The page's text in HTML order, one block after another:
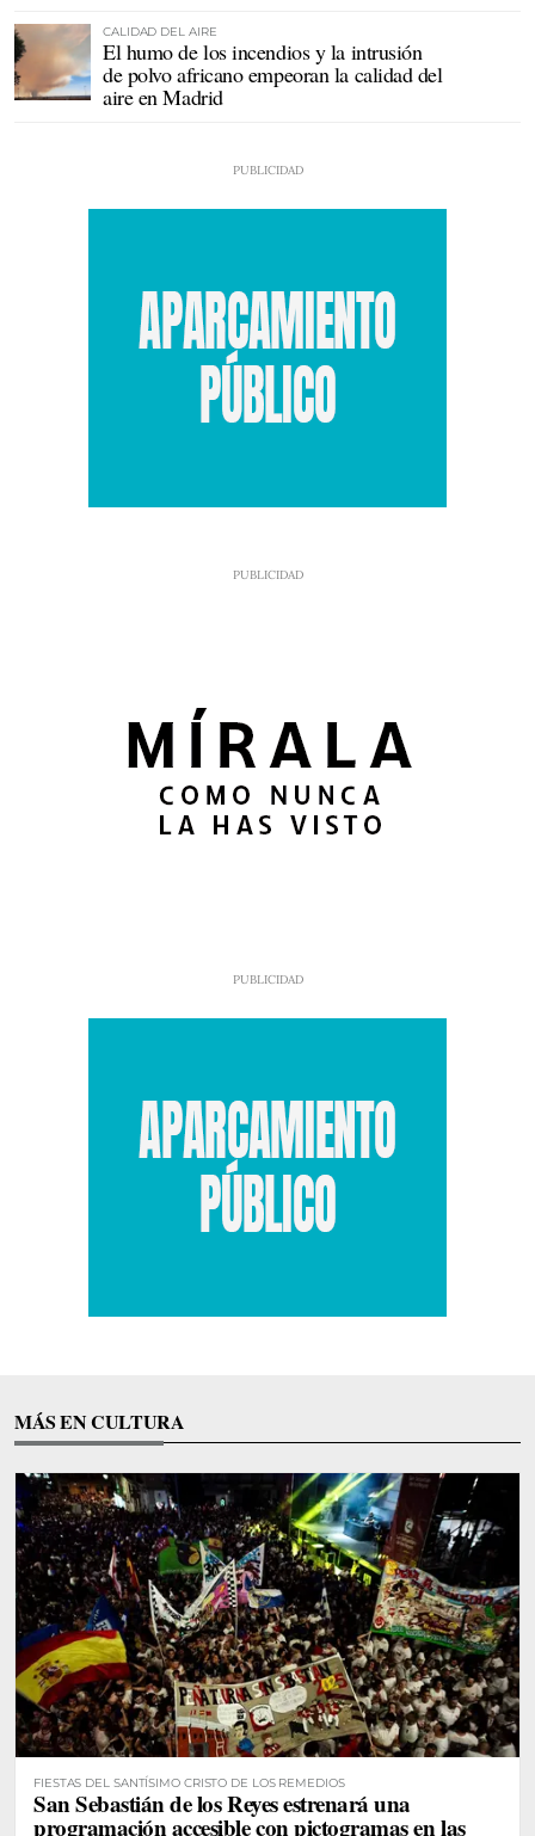
CALIDAD DEL AIRE
El humo de los incendios y la intrusión
de polvo africano empeoran la calidad del
aire en Madrid
MÁS EN CULTURA
FIESTAS DEL SANTÍSIMO CRISTO DE LOS REMEDIOS
San Sebastián de los Reyes estrenará una
programación accesible con pictogramas en las